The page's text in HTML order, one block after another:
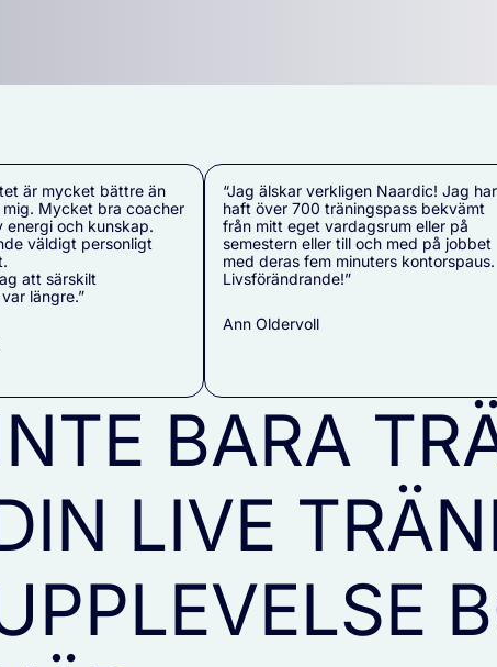
är mycket bättre än
Mycket bra coacher
energi och kunskap.
väldigt personligt
att särskilt
längre.”
“Jag älskar verkligen Naardic! Jag har
haft över 700 träningspass bekvämt
från mitt eget vardagsrum eller på
semestern eller till och med på jobbet
med deras fem minuters kontorspaus.
Livsförändrande!”
Ann Oldervoll
BARA
LIVE